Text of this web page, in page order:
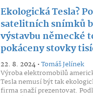
Ekologická Tesla?
satelitních snímků
výstavbu německé
pokáceny stovky
22. 8. 2024 •Tomáš Jelínek
Výroba elektromobilů
Tesla nemusí být tak
firma snaží prezentovat.